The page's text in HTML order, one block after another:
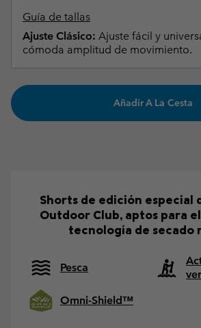
Guía de tallas
Ajuste Clásico: Ajuste fácil y
cómoda amplitud de movimiento.
Añadir A La Cesta
Shorts de edición especial
Outdoor Club, aptos para
tecnología de secado
Pesca
Omni-Shield™